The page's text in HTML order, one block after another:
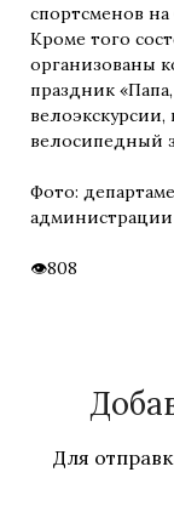
спортсменов
Кроме того
организованы
праздник
велосипедный
Фото:
808
Для